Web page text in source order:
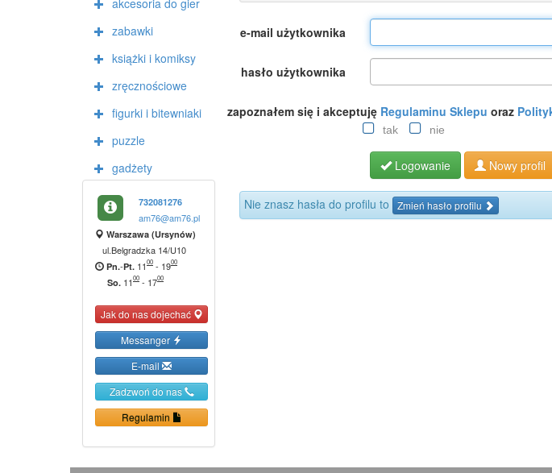
akcesoria do gier
zabawki
książki i komiksy
zręcznościowe
figurki i bitewniaki
puzzle
gadżety
732081276
am76@am76.pl
Warszawa (Ursynów)
ul.Belgradzka 14/U10
Pn.-Pt. 1100 - 1900
So. 1100 - 1700
Jak do nas dojechać
Messanger
E-mail
Zadzwoń do nas
Regulamin
e-mail użytkownika
hasło użytkownika
zapoznałem się i akceptuję Regulaminu Sklepu oraz
tak nie
Logowanie Nowy profil
Nie znasz hasła do profilu to Zmień hasło profilu